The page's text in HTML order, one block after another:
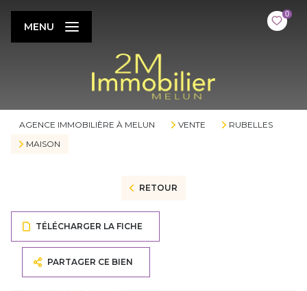
0
MENU
AGENCE IMMOBILIÈRE À MELUN VENTE
RUBELLES
MAISON
RETOUR
TÉLÉCHARGER LA FICHE
PARTAGER CE BIEN